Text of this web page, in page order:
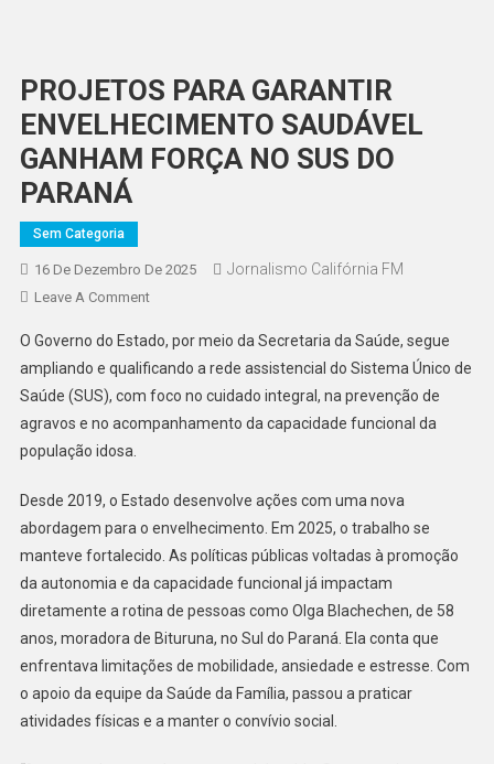
PROJETOS PARA GARANTIR
ENVELHECIMENTO SAUDÁVEL
GANHAM FORÇA NO SUS DO
PARANÁ
Sem Categoria
16 De Dezembro De 2025 Jornalismo Califórnia FM
Leave A CommentOn
PARA
GARANTIR
ENVELHECIMENTO
SAUDÁVEL
NO
SUS
DO
PARANÁ
O Governo do Estado, por meio da Secretaria da Saúde, segue
ampliando e qualificando a rede assistencial do Sistema Único de
Saúde (SUS), com foco no cuidado integral, na prevenção de
agravos e no acompanhamento da capacidade funcional da
população idosa.
Desde 2019, o Estado desenvolve ações com uma nova
abordagem para o envelhecimento. Em 2025, o trabalho se
manteve fortalecido. As políticas públicas voltadas à promoção
da autonomia e da capacidade funcional já impactam
diretamente a rotina de pessoas como Olga Blachechen, de 58
anos, moradora de Bituruna, no Sul do Paraná. Ela conta que
enfrentava limitações de mobilidade, ansiedade e estresse. Com
o apoio da equipe da Saúde da Família, passou a praticar
atividades físicas e a manter o convívio social.